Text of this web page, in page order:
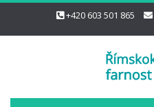
+420 603 501 865